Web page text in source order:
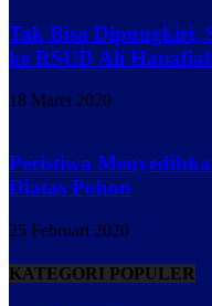
Tak Bisa Dipungkiri,
ke RSUD Ali
18 Maret 2020
Peristiwa
Diatas Pohon
25 Februari 2020
KATEGORI POPULER